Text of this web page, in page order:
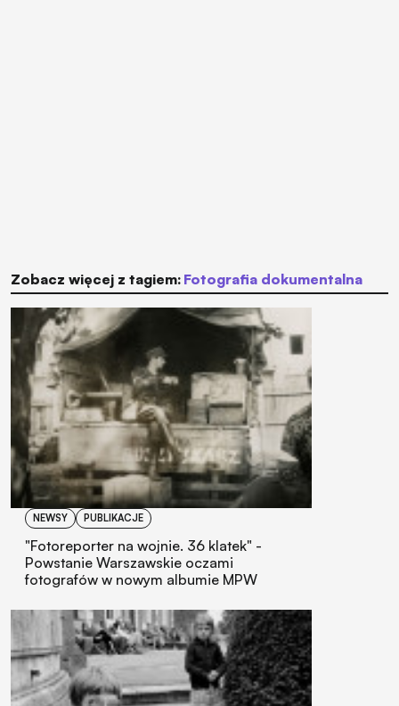
Zobacz więcej z tagiem: fotografia dokumentalna
NEWSY PUBLIKACJE
"Fotoreporter na wojnie. 36 klatek" -
Powstanie Warszawskie oczami
fotografów w nowym albumie MPW